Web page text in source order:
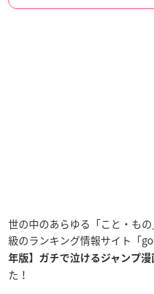
世の中のあらゆる「こと・も
級のランキング情報サイト「
年版】ガチで泣けるジャンプ
た！